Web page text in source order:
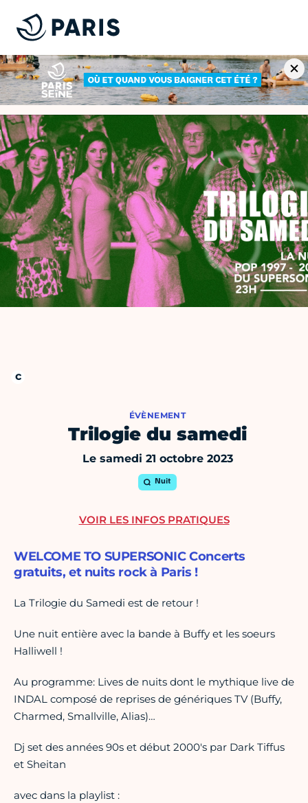
ÉVÈNEMENT
Trilogie du samedi
Le samedi 21 octobre 2023
Nuit
WELCOME TO SUPERSONIC Concerts
gratuits, et nuits rock à Paris !
La Trilogie du Samedi est de retour !
Une nuit entière avec la bande à Buffy et les soeurs
Halliwell !
Au programme: Lives de nuits dont le mythique live de
INDAL composé de reprises de génériques TV (Buffy,
Charmed, Smallville, Alias)…
Dj set des années 90s et début 2000's par Dark Tiffus
et Sheitan
avec dans la playlist :
VOIR LES INFOS PRATIQUES